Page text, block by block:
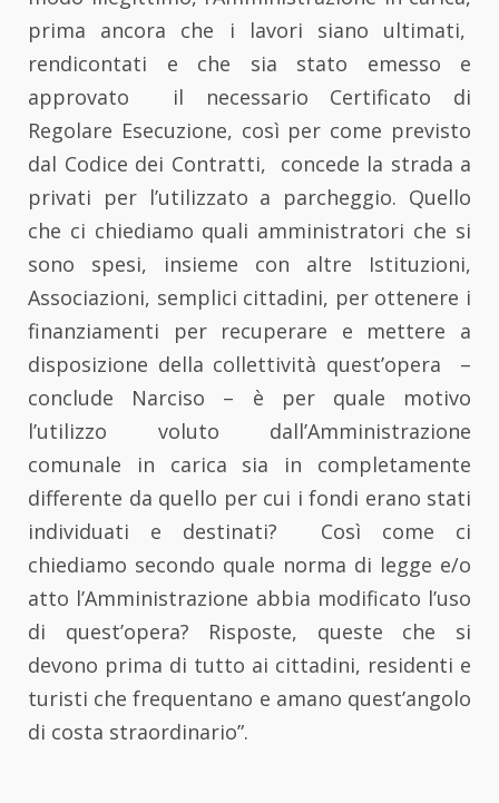
prima ancora che i lavori siano ultimati,
rendicontati e che sia stato emesso e
approvato il necessario Certificato di
Regolare Esecuzione, così per come previsto
dal Codice dei Contratti, concede la strada a
privati per l’utilizzato a parcheggio. Quello
che ci chiediamo quali amministratori che si
sono spesi, insieme con altre Istituzioni,
Associazioni, semplici cittadini, per ottenere i
finanziamenti per recuperare e mettere a
disposizione della collettività quest’opera –
conclude Narciso – è per quale motivo
l’utilizzo voluto dall’Amministrazione
comunale in carica sia in completamente
differente da quello per cui i fondi erano stati
individuati e destinati? Così come ci
chiediamo secondo quale norma di legge e/o
atto l’Amministrazione abbia modificato l’uso
di quest’opera? Risposte, queste che si
devono prima di tutto ai cittadini, residenti e
turisti che frequentano e amano quest’angolo
di costa straordinario”.